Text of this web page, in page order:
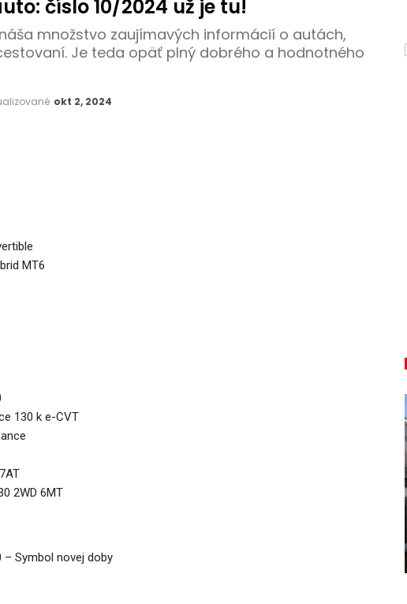
číslo 10/2024 už je tu!
množstvo zaujímavých informácií o autách,
Je teda opäť plný dobrého a hodnotného
okt 2, 2024
MT6
130 k e-CVT
2WD 6MT
– Symbol novej doby
veľký
to…